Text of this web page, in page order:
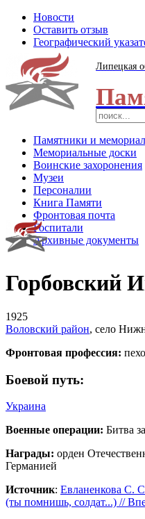
Новости
Оставить отзыв
Географический
Липецкая
Памятники и
Мемориальные доски
Воинские захоронения
Музеи
Персоналии
Книга Памяти
Фронтовая почта
Госпитали
Архивные документы
Горбовский
1925
Воловский район, село
Фронтовая профессия:
Боевой путь:
Украина
Военные операции: Битва
Награды: орден
Германией
Источник: Евланенкова С.
(ты помнишь, солдат...) //